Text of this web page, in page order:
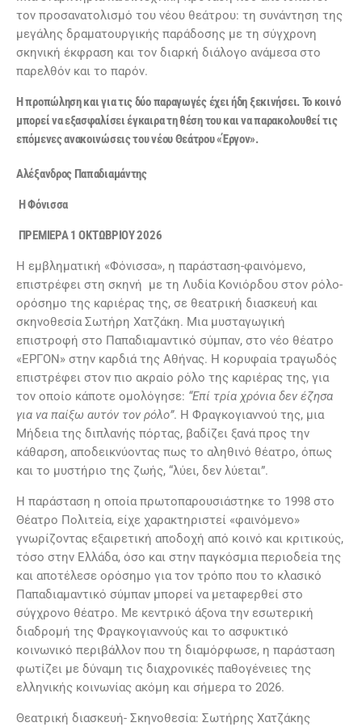
τον προσανατολισμό του νέου θεάτρου: τη συνάντηση της
μεγάλης δραματουργικής παράδοσης με τη σύγχρονη
σκηνική έκφραση και τον διαρκή διάλογο ανάμεσα στο
παρελθόν και το παρόν.
Η προπώληση και για τις δύο παραγωγές έχει ήδη ξεκινήσει. Το κοινό
μπορεί να εξασφαλίσει έγκαιρα τη θέση του και να παρακολουθεί τις
επόμενες ανακοινώσεις του νέου Θεάτρου «Έργον».
Αλέξανδρος Παπαδιαμάντης
Η Φόνισσα
ΠΡΕΜΙΕΡΑ 1 ΟΚΤΩΒΡΙΟΥ 2026
Η εμβληματική «Φόνισσα», η παράσταση-φαινόμενο,
επιστρέφει στη σκηνή με τη Λυδία Κονιόρδου στον ρόλο-
ορόσημο της καριέρας της, σε θεατρική διασκευή και
σκηνοθεσία Σωτήρη Χατζάκη. Μια μυσταγωγική
επιστροφή στο Παπαδιαμαντικό σύμπαν, στο νέο θέατρο
«ΕΡΓΟΝ» στην καρδιά της Αθήνας. Η κορυφαία τραγωδός
επιστρέφει στον πιο ακραίο ρόλο της καριέρας της, για
τον οποίο κάποτε ομολόγησε: “Επί τρία χρόνια δεν έζησα
για να παίξω αυτόν τον ρόλο”. Η Φραγκογιαννού της, μια
Μήδεια της διπλανής πόρτας, βαδίζει ξανά προς την
κάθαρση, αποδεικνύοντας πως το αληθινό θέατρο, όπως
και το μυστήριο της ζωής, “λύει, δεν λύεται”.
Η παράσταση η οποία πρωτοπαρουσιάστηκε το 1998 στο
Θέατρο Πολιτεία, είχε χαρακτηριστεί «φαινόμενο»
γνωρίζοντας εξαιρετική αποδοχή από κοινό και κριτικούς,
τόσο στην Ελλάδα, όσο και στην παγκόσμια περιοδεία της
και αποτέλεσε ορόσημο για τον τρόπο που το κλασικό
Παπαδιαμαντικό σύμπαν μπορεί να μεταφερθεί στο
σύγχρονο θέατρο. Με κεντρικό άξονα την εσωτερική
διαδρομή της Φραγκογιαννούς και το ασφυκτικό
κοινωνικό περιβάλλον που τη διαμόρφωσε, η παράσταση
φωτίζει με δύναμη τις διαχρονικές παθογένειες της
ελληνικής κοινωνίας ακόμη και σήμερα το 2026.
Θεατρική διασκευή- Σκηνοθεσία: Σωτήρης Χατζάκης